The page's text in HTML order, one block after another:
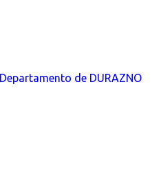
de DURAZNO